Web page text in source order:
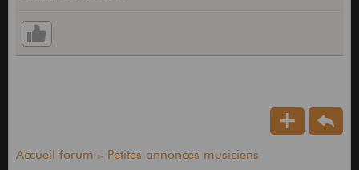
Accueil forum Petites annonces musiciens